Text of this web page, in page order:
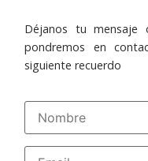
Déjanos tu
pondremos en
siguiente recuerdo